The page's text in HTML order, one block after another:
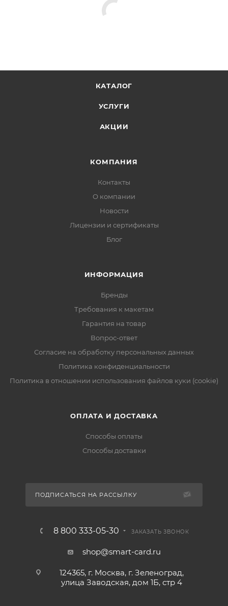
КАТАЛОГ
УСЛУГИ
АКЦИИ
КОМПАНИЯ
Контакты
О компании
Новости
Лицензии и сертификаты
Блог
ИНФОРМАЦИЯ
Бренды
Требования к макетам
Гарантия на товар
Вопрос-ответ
Согласие на обработку персональных данных
Политика конфиденциальности
Политика в отношении использования файлов куки (cookie)
ОПЛАТА И ДОСТАВКА
Способы оплаты
Способы доставки
ПОДПИСАТЬСЯ НА РАССЫЛКУ
8 800 333-05-30 ЗАКАЗАТЬ ЗВОНОК
shop@smart-card.ru
124365, г. Москва, г. Зеленоград,
улица Заводская, дом 1Б, стр 4